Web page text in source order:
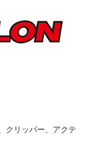
クリッパー、アクテ